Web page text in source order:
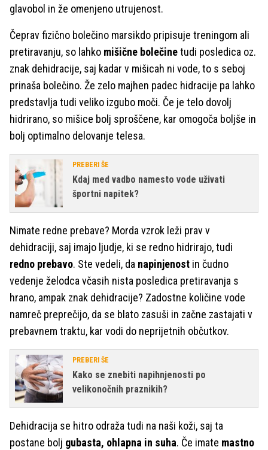
glavobol in že omenjeno utrujenost.
Čeprav fizično bolečino marsikdo pripisuje treningom ali
pretiravanju, so lahko mišične bolečinetudi posledica oz.
znak dehidracije, saj kadar v mišicah ni vode, to s seboj
prinaša bolečino. Že zelo majhen padec hidracije pa lahko
predstavlja tudi veliko izgubo moči. Če je telo dovolj
hidrirano, so mišice bolj sproščene, kar omogoča boljše in
bolj optimalno delovanje telesa.
PREBERI ŠE
Kdaj med vadbo namesto vode uživati
športni napitek?
Nimate redne prebave? Morda vzrok leži prav v
dehidraciji, saj imajo ljudje, ki se redno hidrirajo, tudi
redno prebavo. Ste vedeli, da napinjenost in čudno
vedenje želodca včasih nista posledica pretiravanja s
hrano, ampak znak dehidracije? Zadostne količine vode
namreč preprečijo, da se blato zasuši in začne zastajati v
prebavnem traktu, kar vodi do neprijetnih občutkov.
PREBERI ŠE
Kako se znebiti napihnjenosti po
velikonočnih praznikih?
Dehidracija se hitro odraža tudi na naši koži, saj ta
postane bolj gubasta, ohlapna in suha. Če imate mastno